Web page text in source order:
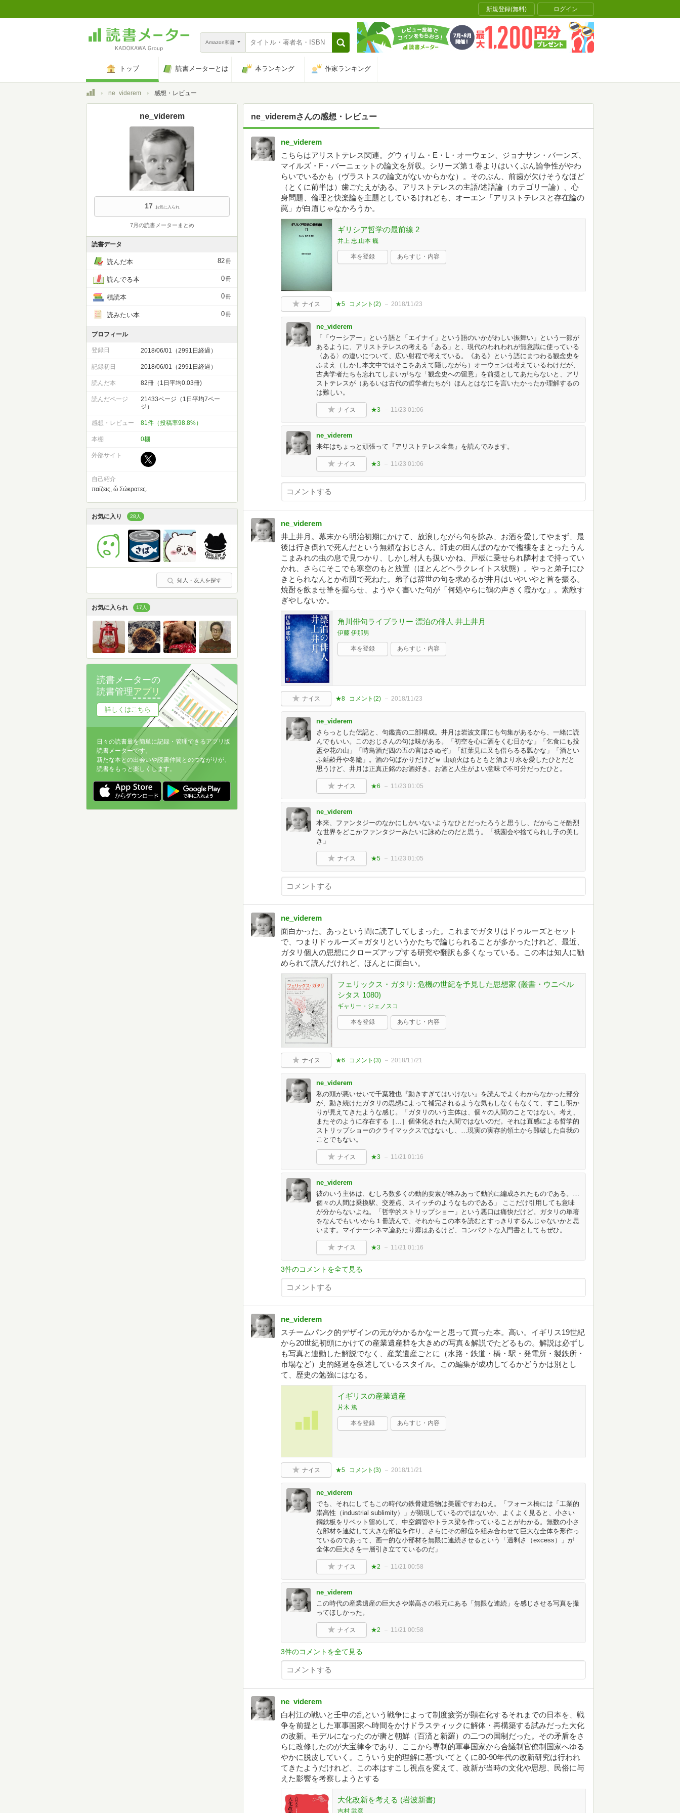
新規登録(無料) ログイン
Amazon和書
トップ 読書メーターとは 本ランキング 作家ランキング
トップne_viderem 感想・レビュー
ne_videremさんの感想・レビュー
ne_viderem
こちらはアリストテレス関連。グウィリム・E・L・オーウェン、ジョナサン・バーンズ、
マイルズ・F・バーニェットの論文を所収。シリーズ第１巻よりはいくぶん論争性がやわ
らいでいるかも（ヴラストスの論文がないからかな）。そのぶん、前歯が欠けそうなほど
（とくに前半は）歯ごたえがある。アリストテレスの主語/述語論（カテゴリー論）、心
身問題、倫理と快楽論を主題としているけれども、オーエン「アリストテレスと存在論の
罠」が白眉じゃなかろうか。
ギリシア哲学の最前線 2
井上 忠,山本 巍
本を登録 あらすじ・内容
ナイス ★5 コメント(2) 2018/11/23
ne_viderem
「「ウーシアー」という語と「エイナイ」という語のいかがわしい振舞い」という一節が
あるように、アリストテレスの考える「ある」と、現代のわれわれが無意識に使っている
〈ある〉の違いについて、広い射程で考えている。《ある》という語にまつわる観念史を
ふまえ（しかし本文中ではそこをあえて隠しながら）オーウェンは考えているわけだが、
古典学者たちも忘れてしまいがちな「観念史への留意」を前提としてあたらないと、アリ
ストテレスが（あるいは古代の哲学者たちが）ほんとはなにを言いたかったか理解するの
は難しい。
ナイス ★3 11/23 01:06
ne_viderem
来年はちょっと頑張って『アリストテレス全集』を読んでみます。
ナイス ★3 11/23 01:06
ne_viderem
井上井月。幕末から明治初期にかけて、放浪しながら句を詠み、お酒を愛してやまず、最
後は行き倒れで死んだという無頼なおじさん。師走の田んぼのなかで襤褸をまとったうん
こまみれの虫の息で見つかり、しかし村人も扱いかね、戸板に乗せられ隣村まで持ってい
かれ、さらにそこでも寒空のもと放置（ほとんどヘラクレイトス状態）。やっと弟子にひ
きとられなんとか布団で死ねた。弟子は辞世の句を求めるが井月はいやいやと首を振る。
焼酎を飲ませ筆を握らせ、ようやく書いた句が「何処やらに鶴の声きく霞かな」。素敵す
ぎやしないか。
角川俳句ライブラリー 漂泊の俳人 井上井月
伊藤 伊那男
本を登録 あらすじ・内容
ナイス ★8 コメント(2) 2018/11/23
ne_viderem
さらっとした伝記と、句鑑賞の二部構成。井月は岩波文庫にも句集があるから、一緒に読
んでもいい。このおじさんの句は味がある。「初空を心に酒をくむ日かな」「乞食にも投
盃や花の山」「時鳥酒だ四の五の言はさぬぞ」「紅葉見に又も借らるる瓢かな」「酒とい
ふ延齢丹や冬籠」。酒の句ばかりだけどｗ 山頭火はもともと酒より水を愛したひとだと
思うけど、井月は正真正銘のお酒好き。お酒と人生がよい意味で不可分だったひと。
ナイス ★6 11/23 01:05
ne_viderem
本来、ファンタジーのなかにしかいないようなひとだったろうと思うし、だからこそ酷烈
な世界をどこかファンタジーみたいに詠めたのだと思う。「祇園会や捨てられし子の美し
き」
ナイス ★5 11/23 01:05
ne_viderem
面白かった。あっという間に読了してしまった。これまでガタリはドゥルーズとセット
で、つまりドゥルーズ＝ガタリというかたちで論じられることが多かったけれど、最近、
ガタリ個人の思想にクローズアップする研究や翻訳も多くなっている。この本は知人に勧
められて読んだけれど、ほんとに面白い。
フェリックス・ガタリ: 危機の世紀を予見した思想家 (叢書・ウニベル
シタス 1080)
ギャリー・ジェノスコ
本を登録 あらすじ・内容
ナイス ★6 コメント(3) 2018/11/21
ne_viderem
私の頭が悪いせいで千葉雅也『動きすぎてはいけない』を読んでよくわからなかった部分
が、動き続けたガタリの思想によって補完されるような気もしなくもなくて、すこし明か
りが見えてきたような感じ。「ガタリのいう主体は、個々の人間のことではない。考え、
またそのように存在する［…］個体化された人間ではないのだ。それは直感による哲学的
ストリップショーのクライマックスではないし、…現実の実存的領土から難破した自我の
ことでもない。
ナイス ★3 11/21 01:16
ne_viderem
彼のいう主体は、むしろ数多くの動的要素が絡みあって動的に編成されたものである。…
個々の人間は乗換駅、交差点、スイッチのようなものである」 ここだけ引用しても意味
が分からないよね。「哲学的ストリップショー」という悪口は痛快だけど。ガタリの単著
をなんでもいいから１冊読んで、それからこの本を読むとすっきりするんじゃないかと思
います。マイナーシネマ論あたり癖はあるけど、コンパクトな入門書としてもぜひ。
ナイス ★3 11/21 01:16
3件のコメントを全て見る
ne_viderem
スチームパンク的デザインの元がわかるかなーと思って買った本。高い。イギリス19世紀
から20世紀初頭にかけての産業遺産群を大きめの写真＆解説でたどるもの。解説は必ずし
も写真と連動した解説でなく、産業遺産ごとに（水路・鉄道・橋・駅・発電所・製鉄所・
市場など）史的経過を叙述しているスタイル。この編集が成功してるかどうかは別とし
て、歴史の勉強にはなる。
イギリスの産業遺産
片木 篤
本を登録 あらすじ・内容
ナイス ★5 コメント(3) 2018/11/21
ne_viderem
でも、それにしてもこの時代の鉄骨建造物は美麗ですわねえ。「フォース橋には「工業的
崇高性（industrial sublimity）」が顕現しているのではないか、よくよく見ると、小さい
鋼鉄板をリベット留めして、中空鋼管やトラス梁を作っていることがわかる。無数の小さ
な部材を連結して大きな部位を作り、さらにその部位を組み合わせて巨大な全体を形作っ
ているのであって、画一的な小部材を無限に連続させるという「過剰さ（excess）」が
全体の巨大さを一層引き立てているのだ」
ナイス ★2 11/21 00:58
ne_viderem
この時代の産業遺産の巨大さや崇高さの根元にある「無限な連続」を感じさせる写真を撮
ってほしかった。
ナイス ★2 11/21 00:58
3件のコメントを全て見る
ne_viderem
白村江の戦いと壬申の乱という戦争によって制度疲労が顕在化するそれまでの日本を、戦
争を前提とした軍事国家へ時間をかけドラスティックに解体・再構築する試みだった大化
の改新。モデルになったのが唐と朝鮮（百済と新羅）の二つの国制だった。その矛盾をさ
らに改修したのが大宝律令であり、ここから専制的軍事国家から合議制官僚制国家へゆる
やかに脱皮していく。こういう史的理解に基づいてとくに80-90年代の改新研究は行われ
てきたようだけれど、この本はすこし視点を変えて、改新が当時の文化や思想、民俗に与
えた影響を考察しようとする
大化改新を考える (岩波新書)
吉村 武彦
ne_viderem
17 お気に入られ
7月の読書メーターまとめ
読書データ
読んだ本 82冊
読んでる本 0冊
積読本 0冊
読みたい本 0冊
プロフィール
登録日 2018/06/01（2991日経過）
記録初日 2018/06/01（2991日経過）
読んだ本 82冊（1日平均0.03冊)
読んだページ
21433ページ（1日平均7ペー
ジ）
感想・レビュー 81件（投稿率98.8%）
本棚 0棚
外部サイト
自己紹介
παίζεις, ὦ Σώκρατες.
お気に入り 28人
知人・友人を探す
お気に入られ 17人
読書メーターの
読書管理アプリ
詳しくはこちら
日々の読書量を簡単に記録・管理できるアプリ版
読書メーターです。
新たな本との出会いや読書仲間とのつながりが、
読書をもっと楽しくします。